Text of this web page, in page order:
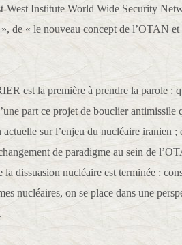
West Institute World Wide Security
de « le nouveau concept de l’OTAN et
est la première à prendre la parole :
part ce projet de bouclier antimissile
actuelle sur l’enjeu du nucléaire iranien
de paradigme au sein de
la dissuasion nucléaire est terminée :
nucléaires, on se place dans une